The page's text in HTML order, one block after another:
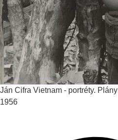
Ján Cifra Vietnam - portréty. Plány
1956